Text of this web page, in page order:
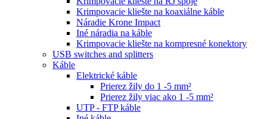
Krimpovacie kliešte na koaxiálne káble
Náradie Krone Impact
Iné náradia na káble
Krimpovacie kliešte na kompresné konektory
USB switches and splitters
Káble
Elektrické káble
Prierez žily do 1 -5 mm²
Prierez žily viac ako 1 -5 mm²
UTP - FTP káble